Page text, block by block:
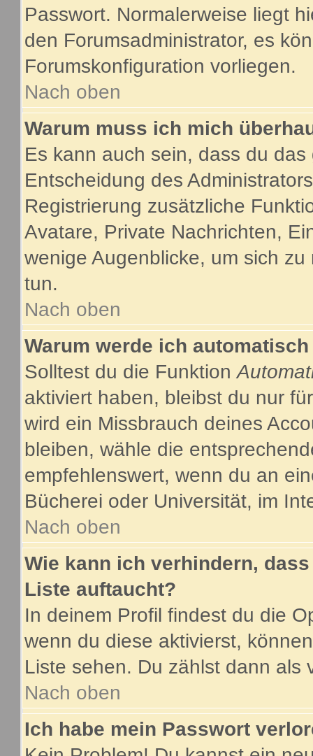
Passwort. Normalerweise liegt
den Forumsadministrator, es
Forumskonfiguration vorliegen.
Nach oben
Warum muss ich mich
Es kann auch sein, dass du
Entscheidung des
Registrierung zusätzliche
Avatare, Private Nachrichten,
wenige Augenblicke, um sich
tun.
Nach oben
Warum werde ich
Solltest du die Funktion
aktiviert haben, bleibst du nur
wird ein Missbrauch deines
bleiben, wähle die
empfehlenswert, wenn du an
Bücherei oder Universität, im
Nach oben
Wie kann ich verhindern,
Liste auftaucht?
In deinem Profil findest du die
wenn du diese aktivierst,
Liste sehen. Du zählst dann als
Nach oben
Ich habe mein Passwort